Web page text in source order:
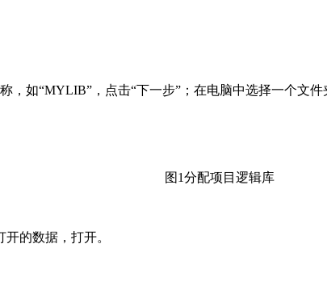
，如“MYLIB”，点击“下一步” ；在电脑中选择一个文
图1分配项目逻辑库
的数据，打开。